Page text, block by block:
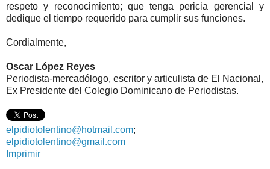
respeto y reconocimiento; que tenga pericia gerencial y
dedique el tiempo requerido para cumplir sus funciones.
Cordialmente,
Oscar López Reyes
Periodista-mercadólogo, escritor y articulista de El Nacional,
Ex Presidente del Colegio Dominicano de Periodistas.
elpidiotolentino@hotmail.com;
elpidiotolentino@gmail.com
Imprimir